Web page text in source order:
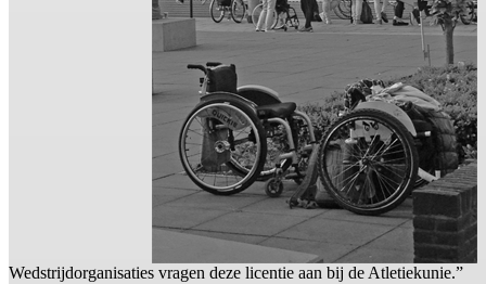
Wedstrijdorganisaties vragen deze licentie aan bij de Atletiekunie.”